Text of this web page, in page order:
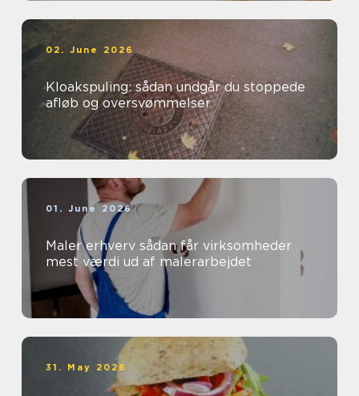
02. June 2026
Kloakspuling: sådan undgår du stoppede
afløb og oversvømmelser
01. June 2026
Maler erhverv sådan får virksomheder
mest værdi ud af malerarbejdet
31. May 2026